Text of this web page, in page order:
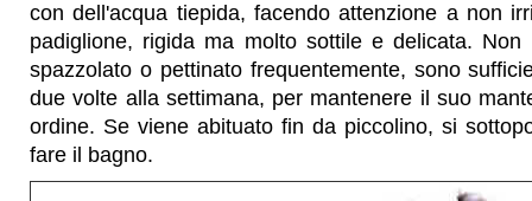
con dell'acqua tiepida, facendo attenzione a non
padiglione, rigida ma molto sottile e delicata.
spazzolato o pettinato frequentemente, sono
due volte alla settimana, per mantenere il suo
ordine. Se viene abituato fin da piccolino, si
fare il bagno.